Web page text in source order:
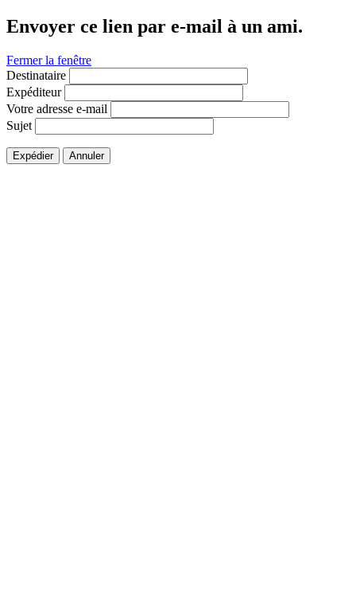
Envoyer ce lien par e-mail à un ami.
Fermer la fenêtre
Destinataire
Expéditeur
Votre adresse e-mail
Sujet
Expédier Annuler